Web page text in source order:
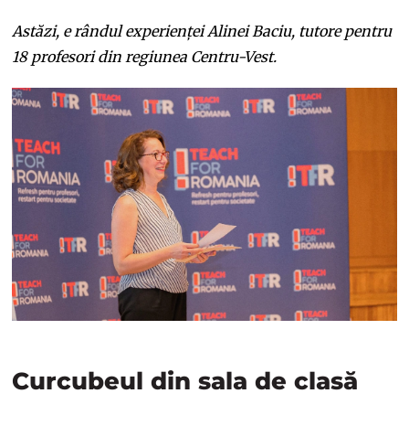
Astăzi, e rândul experienței Alinei Baciu, tutore pentru
18 profesori din regiunea Centru-Vest.
Curcubeul din sala de clasă